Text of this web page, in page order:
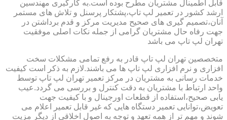
قابل اطمینال مشتریان مطرح بوده است.به کارگیری مهندسین
ارشد کشور در تعمیر لپ تاپ،پشتکار پرسنل و تلاش های مستمر
آنان،تصمیم گیری های صحیح مدیریت مرکز و قدم برداشتن در
جهت رفاه حال مشتریان گرامی از جمله نکات اصلی موفقیت
تهران لپ تاپ می باشد
متخصصین تهران لپ تاپ قادر به رفع تمامی مشکلات سخت
افزاری و نرم افزاری لپ تاپ ها می باشند.لازم به ذکر است کیفیت
خدمات رسانی به مشتریان در مرکز تعمیر تهران لپ تاپ توسط
واحد ارتباط با مشتریان به دقت کنترل و بررسی می گردد.عیب
یابی صحیح،استفاده از قطعات اورجینال و با کیفیت جهت
تعویض،توانایی تعمیر دستگاه هایی که غیر قابل تعمیر اعلام می
شوند و مهم تر از همه تعهد و توجه به اصول اخلاقی از دیگر مزیت